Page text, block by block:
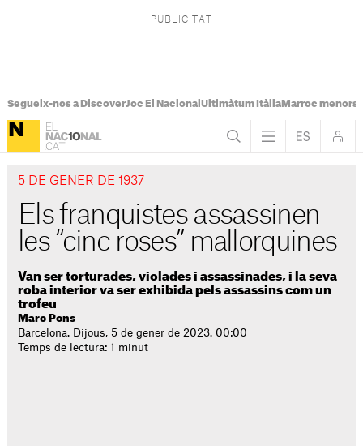
Segueix-nos a DiscoverJoc El Nacional Ultimàtum ItàliaMarroc menors
5 DE GENER DE 1937
Els franquistes assassinen
les “cinc roses” mallorquines
Van ser torturades, violades i assassinades, i la seva
roba interior va ser exhibida pels assassins com un
trofeu
Marc Pons
Barcelona. Dijous, 5 de gener de 2023. 00:00
Temps de lectura: 1 minut